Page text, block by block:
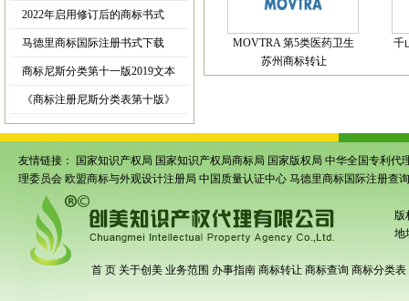
2022年启用修订后的商标书式
马德里商标国际注册书式下载
商标尼斯分类第十一版2019文本
《商标注册尼斯分类表第十版》
MOVTRA 第5类医药卫生
苏州商标转让
千
友情链接： 国家知识产权局 国家知识产权局商标局 国家版权局 中华全国专利代
理委员会 欧盟商标与外观设计注册局 中国质量认证中心 马德里商标国际注册查询
版
地
首 页 关于创美 业务范围 办事指南 商标转让 商标查询 商标分类表